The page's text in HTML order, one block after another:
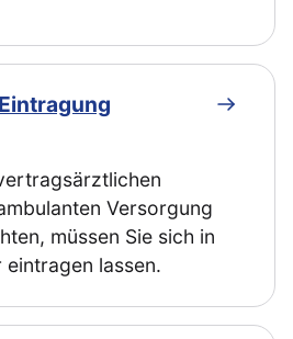
Versorgung
müssen Sie sich in
lassen.